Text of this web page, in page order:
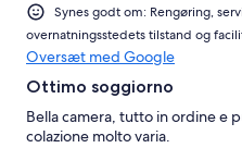
Synes godt om: Rengøring,
overnatningsstedets tilstand og
Oversæt med Google
Ottimo soggiorno
Bella camera, tutto in ordine e
colazione molto varia.